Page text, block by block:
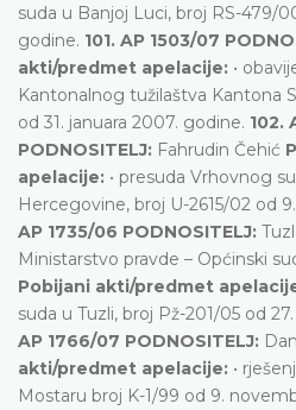
suda u Banjoj Luci, broj RS-479/
godine. 101. AP 1503/07
akti/predmet apelacije: •
Kantonalnog tužilaštva Kantona
od 31. januara 2007. godine. 102.
PODNOSITELJ: Fahrudin Čehić
apelacije: • presuda Vrhovnog
Hercegovine, broj U-2615/02 od
AP 1735/06 PODNOSITELJ:
Ministarstvo pravde – Općinski
Pobijani akti/predmet
suda u Tuzli, broj Pž-201/05 od
AP 1766/07 PODNOSITELJ:
akti/predmet apelacije: •
Mostaru broj K-1/99 od 9.